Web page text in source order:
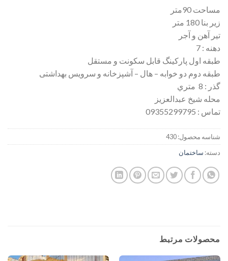
مساحت 90متر
زیر بنا 180 متر
تیر آهن و آجر
دهنه : 7
طبقه اول پارکینگ قابل سکونت و مستقل
طبقه دوم دو خوابه – هال – آشپزخانه و سرویس بهداشتی
گذر : 8 متري
محله شیخ عبدالعزیز
تماس : 09355299795
شناسه محصول:430
دسته: ساختمان
محصولات مرتبط